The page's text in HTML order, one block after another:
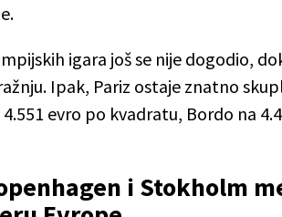
igara još se nije dogodio,
Ipak, Pariz ostaje znatno
evro po kvadratu, Bordo na
i Stokholm